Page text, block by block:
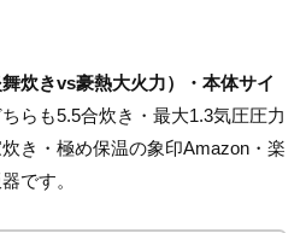
炊きvs豪熱大火力）・本体サイ
らも5.5合炊き・最大1.3気圧圧力
き・極め保温の象印Amazon・楽
です。